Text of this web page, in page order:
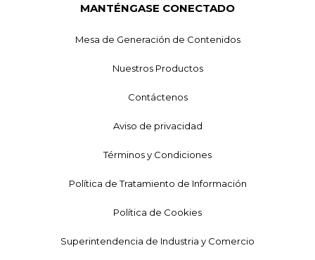
MANTÉNGASE CONECTADO
Mesa de Generación de Contenidos
Nuestros Productos
Contáctenos
Aviso de privacidad
Términos y Condiciones
Política de Tratamiento de Información
Política de Cookies
Superintendencia de Industria y Comercio